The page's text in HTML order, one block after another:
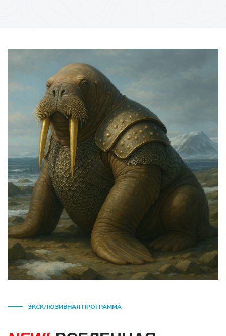
ЭКСКЛЮЗИВНАЯ ПРОГРАММА